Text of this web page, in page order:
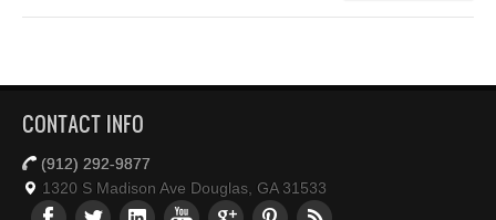
CONTACT INFO
(912) 292-9877
1320 S Madison Ave Douglas, GA 31533